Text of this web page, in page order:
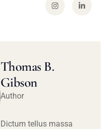
Thomas B.
Gibson
Author
Dictum tellus massa